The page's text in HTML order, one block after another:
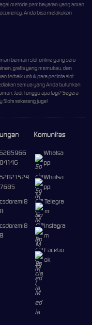
metode pembayaran yang aman
Anda bisa melakukan
bermain slot online yang seru
grafis yang memukau, dan
terbaik untuk para pecinta slot
semua yang Anda butuhkan
Jadi, tunggu apa lagi? Segera
Slots sekarang juga!
csdoremi8
8
csdoremi8
8
Komunitas
Whatsa
pp
Whatsa
pp
Telegra
m
Instagra
m
Facebo
ok